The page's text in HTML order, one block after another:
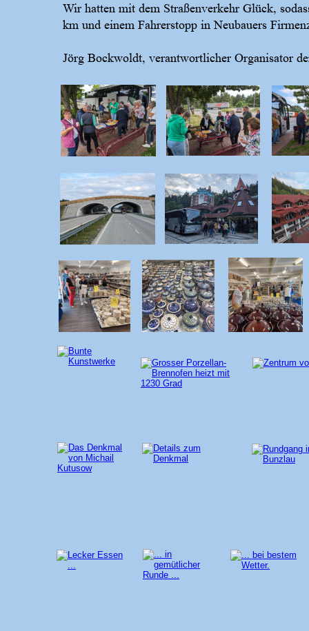
Wir hatten mit dem Straßenverkehr Glück,
km und einem Fahrerstopp in Neubauers
Jörg Bockwoldt, verantwortlicher Organisator